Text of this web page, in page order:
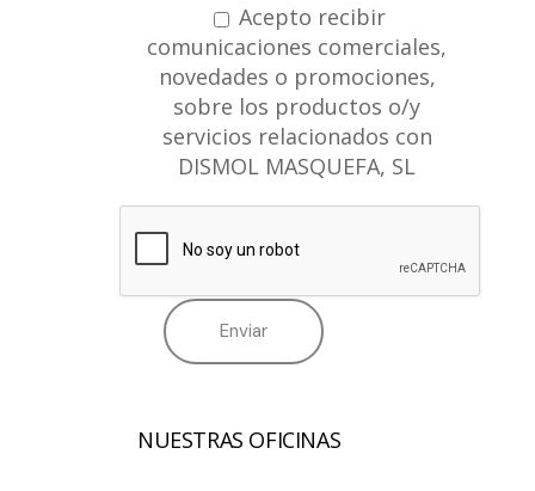
Acepto recibir
comunicaciones comerciales,
novedades o promociones,
sobre los productos o/y
servicios relacionados con
DISMOL MASQUEFA, SL
NUESTRAS OFICINAS